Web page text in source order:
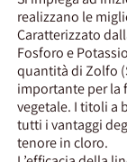
realizzano le
Caratterizzato
Fosforo e
quantità di Zolfo
importante per la
vegetale. I titoli a
tutti i vantaggi
tenore in cloro.